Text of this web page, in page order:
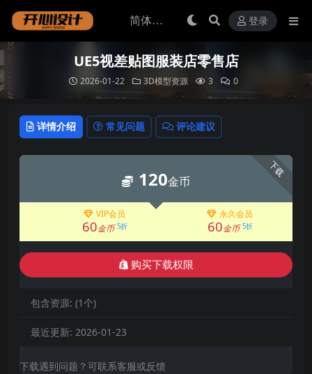
登录
UE5视差贴图服装店零售店
2026-01-22 3D模型资源 3 0
详情介绍 常见问题 评论建议
下载
120金币
VIP会员
60金币 5折
永久会员
60金币 5折
购买下载权限
包含资源: (1个)
最近更新: 2026-01-23
下载遇到问题？可联系客服或反馈